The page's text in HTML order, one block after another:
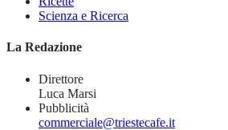
Scienza e Ricerca
La Redazione
Direttore
Luca Marsi
Pubblicità
commerciale@triestecafe.it